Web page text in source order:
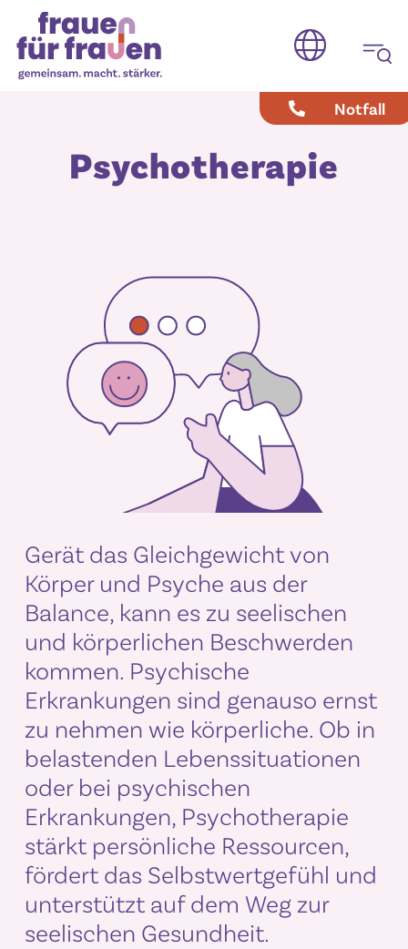
Notfall
Psycho­therapie
Gerät das Gleichgewicht von
Körper und Psyche aus der
Balance, kann es zu seelischen
und körperlichen Beschwerden
kommen. Psychische
Erkrankungen sind genauso ernst
zu nehmen wie körperliche. Ob in
belastenden Lebenssituationen
oder bei psychischen
Erkrankungen, Psychotherapie
stärkt persönliche Ressourcen,
fördert das Selbstwertgefühl und
unterstützt auf dem Weg zur
seelischen Gesundheit.